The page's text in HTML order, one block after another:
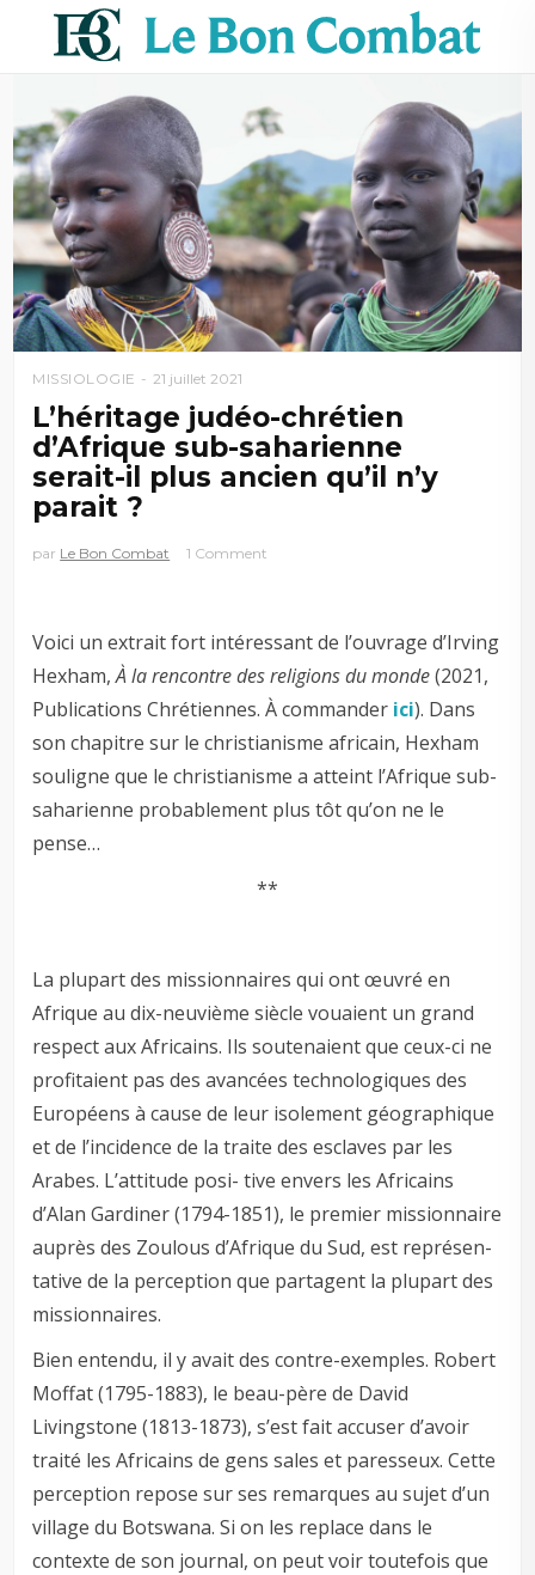
MISSIOLOGIE 21 juillet 2021
L’héritage judéo-chrétien
d’Afrique sub-saharienne
serait-il plus ancien qu’il n’y
parait ?
par Le Bon Combat 1 Comment
Voici un extrait fort intéressant de l’ouvrage d’Irving
Hexham,À la rencontre des religions du monde(2021,
Publications Chrétiennes. À commander ici). Dans
son chapitre sur le christianisme africain, Hexham
souligne que le christianisme a atteint l’Afrique sub-
saharienne probablement plus tôt qu’on ne le
pense…
**
La plupart des missionnaires qui ont œuvré en
Afrique au dix-neuvième siècle vouaient un grand
respect aux Africains. Ils soutenaient que ceux-ci ne
profitaient pas des avancées technologiques des
Européens à cause de leur isolement géographique
et de l’incidence de la traite des esclaves par les
Arabes. L’attitude posi- tive envers les Africains
d’Alan Gardiner (1794-1851), le premier missionnaire
auprès des Zoulous d’Afrique du Sud, est représen-
tative de la perception que partagent la plupart des
missionnaires.
Bien entendu, il y avait des contre-exemples. Robert
Moffat (1795-1883), le beau-père de David
Livingstone (1813-1873), s’est fait accuser d’avoir
traité les Africains de gens sales et paresseux. Cette
perception repose sur ses remarques au sujet d’un
village du Botswana. Si on les replace dans le
contexte de son journal, on peut voir toutefois que